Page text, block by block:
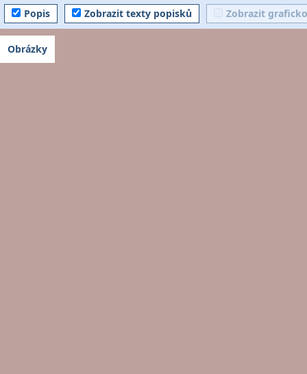
Popis Zobrazit texty popisků Zobrazit
Obrázky